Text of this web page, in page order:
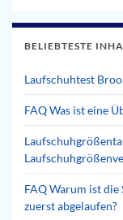
BELIEBTESTE
Laufschuhtest
FAQ Was ist eine
FAQ Warum ist die
zuerst abgelaufen?